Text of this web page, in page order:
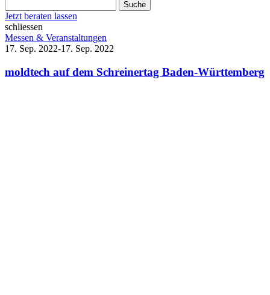
Jetzt beraten lassen
schliessen
Messen & Veranstaltungen
17. Sep. 2022-17. Sep. 2022
moldtech auf dem Schreinertag Baden-Württemberg